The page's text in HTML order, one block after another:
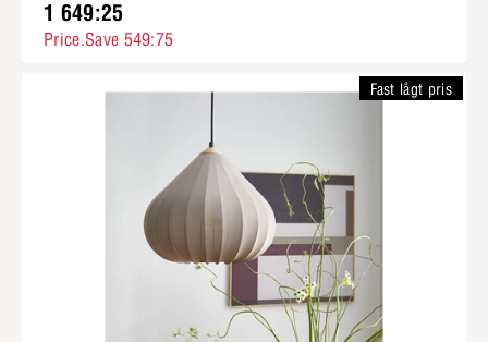
1 649:25
Price.Save 549:75
Fast lågt pris